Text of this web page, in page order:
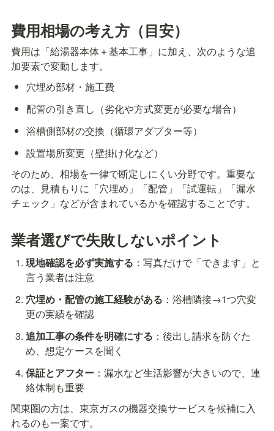
費用相場の考え方（目安）
費用は「給湯器本体＋基本工事」に加え、次のような追
加要素で変動します。
穴埋め部材・施工費
配管の引き直し（劣化や方式変更が必要な場合）
浴槽側部材の交換（循環アダプター等）
設置場所変更（壁掛け化など）
そのため、相場を一律で断定しにくい分野です。重要な
のは、見積もりに「穴埋め」「配管」「試運転」「漏水
チェック」などが含まれているかを確認することです。
業者選びで失敗しないポイント
現地確認を必ず実施する ：写真だけで「できます」と
言う業者は注意
穴埋め・配管の施工経験がある ：浴槽隣接→1つ穴変
更の実績を確認
追加工事の条件を明確にする ：後出し請求を防ぐた
め、想定ケースを聞く
保証とアフター：漏水など生活影響が大きいので、連
絡体制も重要
関東圏の方は、東京ガスの機器交換サービスを候補に入
れるのも一案です。